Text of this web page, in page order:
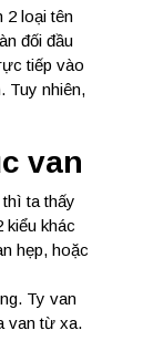
2 loại tên
đối đầu
tiếp vào
Tuy nhiên,
van
ta thấy
kiểu khác
hẹp, hoặc
Ty van
van từ xa.